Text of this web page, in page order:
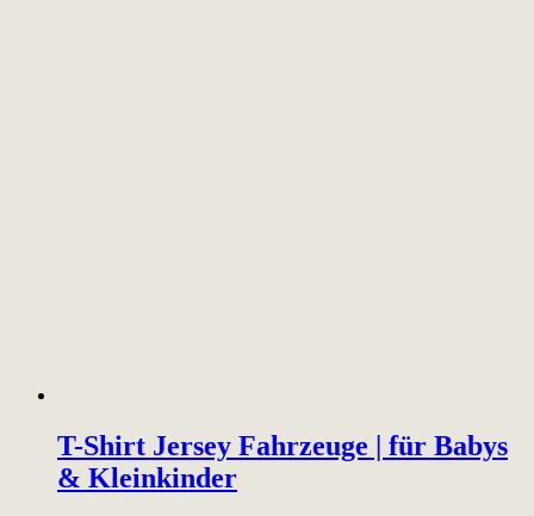
T-Shirt Jersey Fahrzeuge | für Babys
& Kleinkinder